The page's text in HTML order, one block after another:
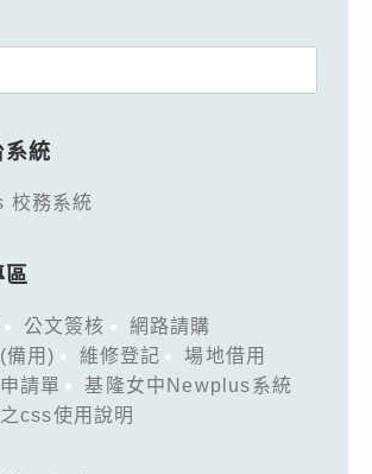
系統
校務系統
區
公文簽核
網路請購
備用)
維修登記
場地借用
請單
基隆女中Newplus系統
css使用說明